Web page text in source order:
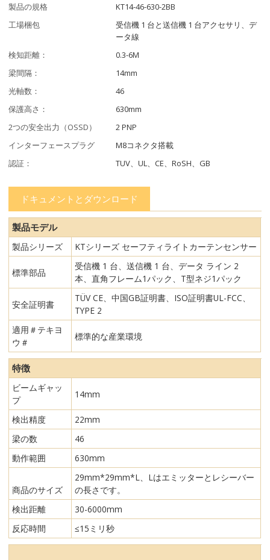
製品の規格
KT14-46-630-2BB
工場梱包
受信機 1 台と送信機 1 台アクセサリ、デ
ータ線
検知距離：
0.3-6M
梁間隔：
14mm
光軸数：
46
保護高さ：
630mm
2つの安全出力（OSSD）
2 PNP
インターフェースプラグ
M8コネクタ搭載
認証：
TUV、UL、CE、RoSH、GB
ドキュメントとダウンロード
製品モデル
製品シリーズ KTシリーズ セーフティライトカーテンセンサー
標準部品
受信機 1 台、送信機 1 台、データ ライン 2
本、直角フレーム1パック、T型ネジ1パック
安全証明書
TÜV CE、中国GB証明書、ISO証明書UL-FCC、
TYPE 2
適用＃テキヨ
ウ＃
標準的な産業環境
特徴
ビームギャッ
プ
14mm
検出精度
22mm
梁の数
46
動作範囲
630mm
商品のサイズ
29mm*29mm*L、Lはエミッターとレシーバー
の長さです。
検出距離
30-6000mm
反応時間
≤15ミリ秒